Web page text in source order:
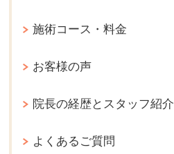
施術コース・料金
お客様の声
院長の経歴とスタッフ紹介
よくあるご質問